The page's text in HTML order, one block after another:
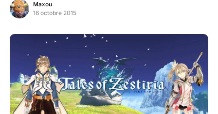
Maxou
16 octobre 2015